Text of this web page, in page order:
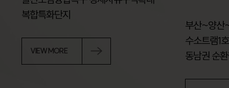
복합특화단지
VIEW MORE
부산~양산
수소트램1
동남권 순